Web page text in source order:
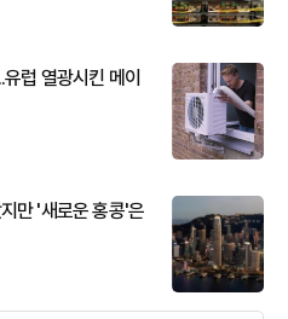
럽 열광시킨 메이
만 '새로운 홍콩'은